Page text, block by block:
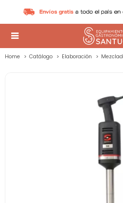

Home Catálogo Elaboración